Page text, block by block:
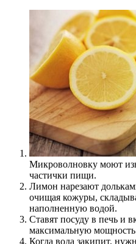
Микроволновку моют
частички пищи.
Лимон нарезают
очищая кожуры,
наполненную водой.
Ставят посуду в печь и
максимальную
Когда вода закипит,